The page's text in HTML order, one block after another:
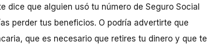
dice que alguien usó tu número de Seguro Social
perder tus beneficios. O podría advertirte que
que es necesario que retires tu dinero y que te